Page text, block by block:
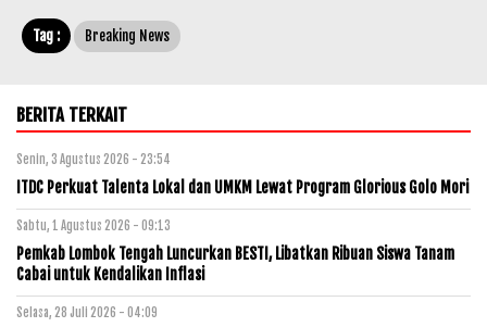
Tag : Breaking News
BERITA TERKAIT
Senin, 3 Agustus 2026 - 23:54
ITDC Perkuat Talenta Lokal dan UMKM Lewat Program Glorious Golo Mori
Sabtu, 1 Agustus 2026 - 09:13
Pemkab Lombok Tengah Luncurkan BESTI, Libatkan Ribuan Siswa Tanam
Cabai untuk Kendalikan Inflasi
Selasa, 28 Juli 2026 - 04:09